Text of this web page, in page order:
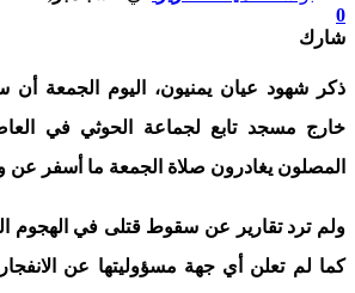
0
شارك
ذكر شهود عيان يمنيون، اليوم الجمعة أن
خارج مسجد تابع لجماعة الحوثي في
المصلون يغادرون صلاة الجمعة ما أسفر عن
ولم ترد تقارير عن سقوط قتلى في الهجوم
كما لم تعلن أي جهة مسؤوليتها عن